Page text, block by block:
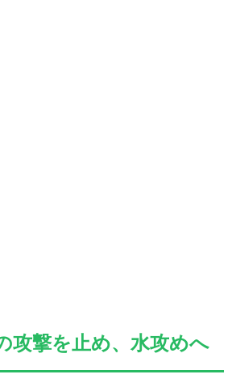
攻撃を止め、水攻めへ